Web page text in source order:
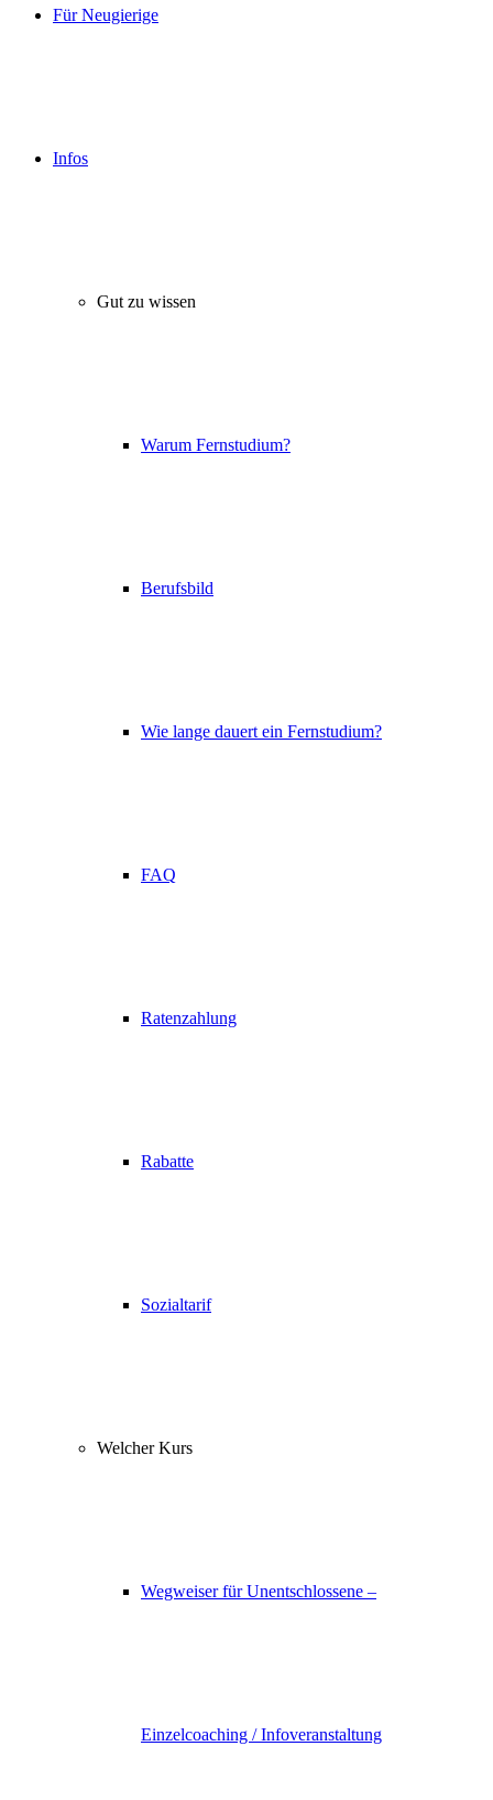
Für Neugierige
Infos
Gut zu wissen
Warum Fernstudium?
Berufsbild
Wie lange dauert ein Fernstudium?
FAQ
Ratenzahlung
Rabatte
Sozialtarif
Welcher Kurs
Wegweiser für Unentschlossene –
Einzelcoaching / Infoveranstaltung